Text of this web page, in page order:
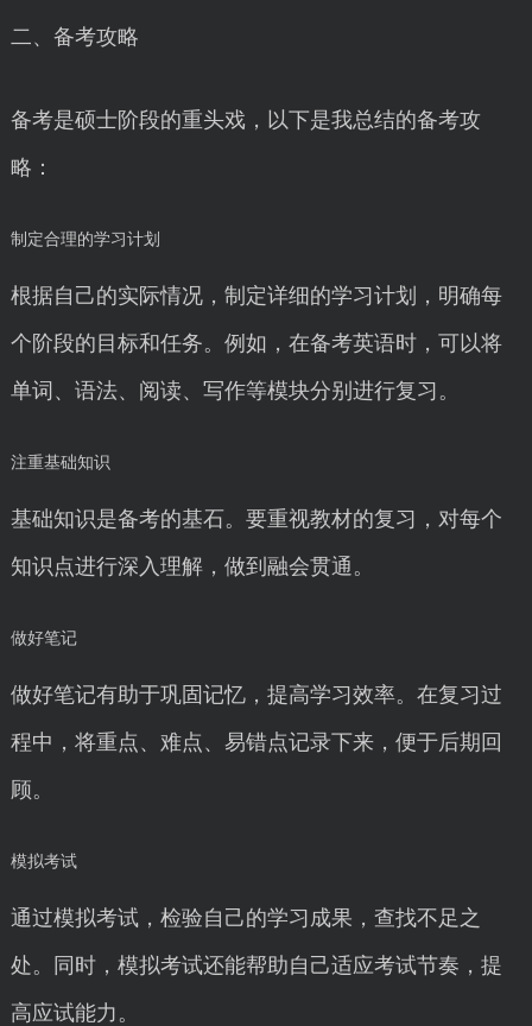
二、备考攻略
备考是硕士阶段的重头戏，以下是我总结的备考攻
略：
制定合理的学习计划
根据自己的实际情况，制定详细的学习计划，明确每
个阶段的目标和任务。例如，在备考英语时，可以将
单词、语法、阅读、写作等模块分别进行复习。
注重基础知识
基础知识是备考的基石。要重视教材的复习，对每个
知识点进行深入理解，做到融会贯通。
做好笔记
做好笔记有助于巩固记忆，提高学习效率。在复习过
程中，将重点、难点、易错点记录下来，便于后期回
顾。
模拟考试
通过模拟考试，检验自己的学习成果，查找不足之
处。同时，模拟考试还能帮助自己适应考试节奏，提
高应试能力。